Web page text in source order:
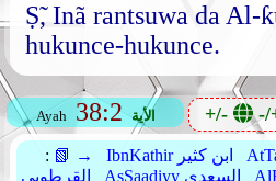
Ṣ̃, Inã rantsuwa da Al-
hukunce-hukunce.
Ayah 38:2 الأية +/- -/
: 📗 → IbnKathir ابن كثير
القرطوبي
AsSaadiyy السعدي